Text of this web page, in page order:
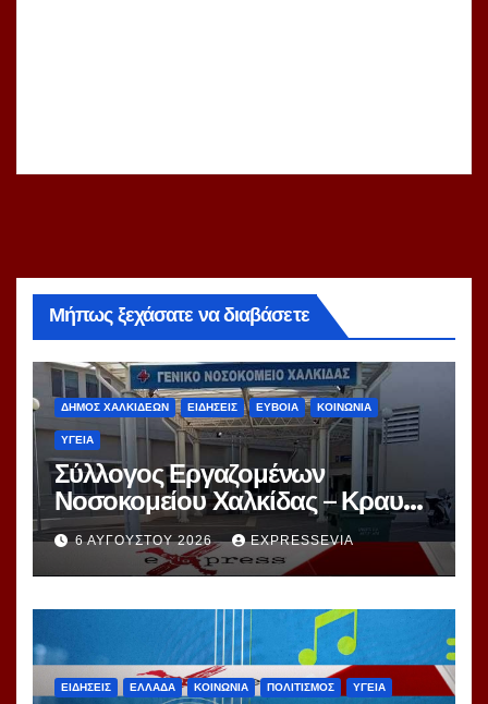
Μήπως ξεχάσατε να διαβάσετε
ΔΗΜΟΣ ΧΑΛΚΙΔΕΩΝ ΕΙΔΗΣΕΙΣ ΕΥΒΟΙΑ ΚΟΙΝΩΝΙΑ
ΥΓΕΙΑ
Σύλλογος Εργαζομένων
Νοσοκομείου Χαλκίδας – Κραυγή
Αγωνίας
6 ΑΥΓΟΎΣΤΟΥ 2026 EXPRESSEVIA
ΕΙΔΗΣΕΙΣ ΕΛΛΑΔΑ ΚΟΙΝΩΝΙΑ ΠΟΛΙΤΙΣΜΟΣ ΥΓΕΙΑ